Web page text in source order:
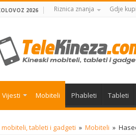
2026 Riznica znanja Gdje
Vijesti Mobiteli Phableti Tableti
tableti i gadgeti » Mobiteli »